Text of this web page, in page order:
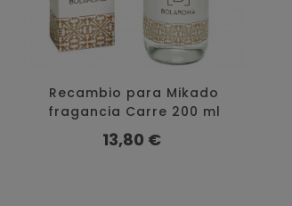
Recambio para Mikado
fragancia Carre 200 ml
Precio
13,80 €